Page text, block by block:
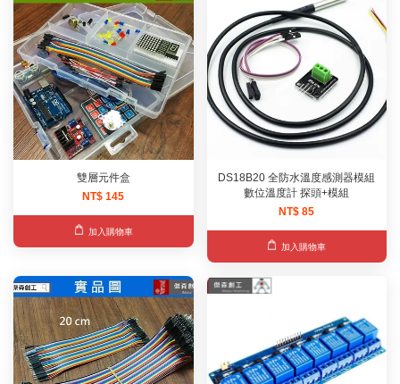
雙層元件盒
NT$ 145
加入購物車
DS18B20 全防水溫度感測器模組
數位溫度計 探頭+模組
NT$ 85
加入購物車